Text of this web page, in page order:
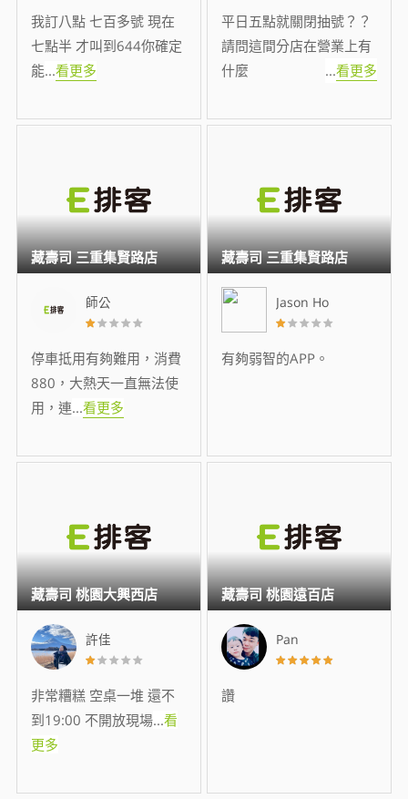
我訂八點 七百多號 現在
七點半 才叫到644你確定
能...看更多
平日五點就關閉抽號？？
請問這間分店在營業上有
什麼
...看更多
師公
停車抵用有夠難用，消費
880，大熱天一直無法使
用，連...看更多
藏壽司 三重集賢路店
Jason Ho
有夠弱智的APP。
藏壽司 三重集賢路店
許佳
非常糟糕 空桌一堆 還不
到19:00 不開放現場...看
更多
藏壽司 桃園大興西店
Pan
讚
藏壽司 桃園遠百店